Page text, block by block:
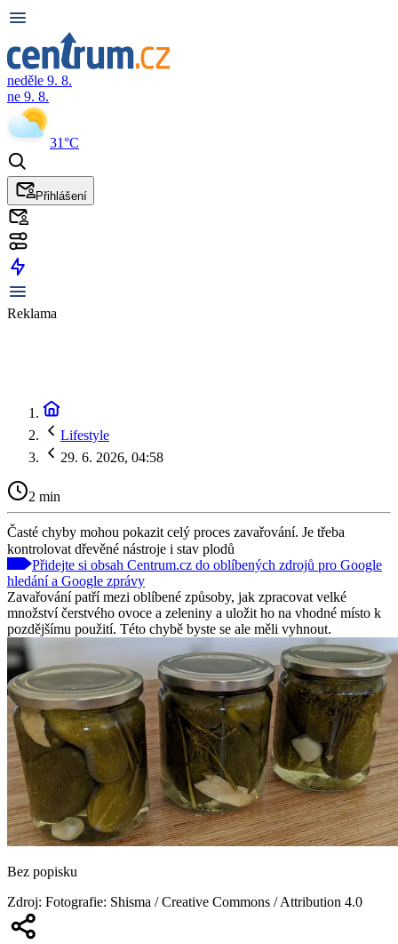
neděle 9. 8.
ne 9. 8.
31°C
Přihlášení
Reklama
Lifestyle
29. 6. 2026, 04:58
2 min
Časté chyby mohou pokazit celý proces zavařování. Je třeba
kontrolovat dřevěné nástroje i stav plodů
Přidejte si obsah Centrum.cz do oblíbených zdrojů pro Google
hledání a Google zprávy
Zavařování patří mezi oblíbené způsoby, jak zpracovat velké
množství čerstvého ovoce a zeleniny a uložit ho na vhodné místo k
pozdějšímu použití. Této chybě byste se ale měli vyhnout.
Bez popisku
Zdroj: Fotografie: Shisma / Creative Commons / Attribution 4.0